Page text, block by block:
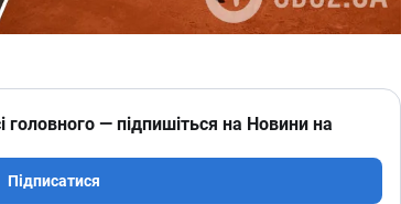
головного — підпишіться на Новини на
Підписатися